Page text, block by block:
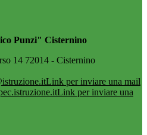
Punzi" Cisternino
14 72014 - Cisternino
Link per inviare una mail
Link per inviare una